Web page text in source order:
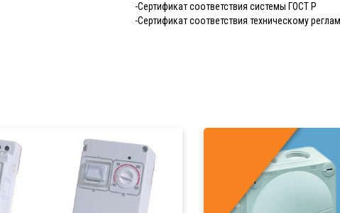
-Сертификат соответствия системы ГОСТ Р
-Сертификат соответствия техническому